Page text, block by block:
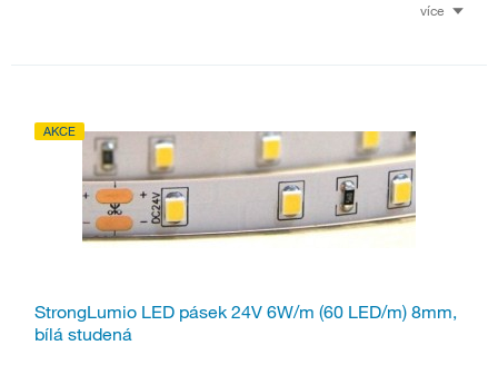
více
AKCE
StrongLumio LED pásek 24V 6W/m (60 LED/m) 8mm,
bílá studená